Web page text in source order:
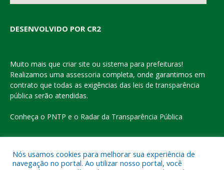
DESENVOLVIDO POR CR2
Muito mais que criar site ou sistema para prefeituras!
Realizamos uma assessoria completa, onde garantimos em
contrato que todas as exigências das leis de transparência
pública serão atendidas.
Conheça o PNTP e o Radar da Transparência Pública
Todos os direitos reservados a Prefeitura Municipal de Eldorado
Nós usamos cookies para melhorar sua experiência de
navegação no portal. Ao utilizar nosso portal, você